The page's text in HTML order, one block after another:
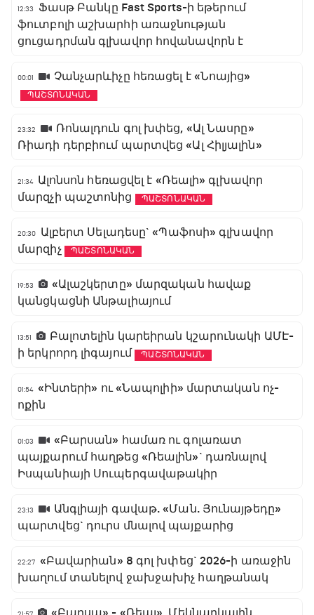
12:33
Ֆասթ Բանկը Fast Sports-ի եթերում
ֆուտբոլի աշխարհի առաջնության
ցուցադրման գլխավոր հովանավորն է
00:01 Չանչարևիչը հեռացել է «Նոայից»
ՊԱՇՏՈՆԱԿԱՆ
23:32
Ռոնալդուն գոլ խփեց, «Ալ Նասրը»
Ռիադի դերբիում պարտվեց «Ալ Հիլյալին»
21:34 Ալոնսոն հեռացվել է «Ռեալի» գլխավոր
մարզչի պաշտոնից
ՊԱՇՏՈՆԱԿԱՆ
20:30
Ալբերտ Սելադեսը` «Պաֆոսի» գլխավոր
մարզիչ
ՊԱՇՏՈՆԱԿԱՆ
19:53
«Ալաշկերտը» մարզական հավաք
կանցկացնի Անթալիայում
13:51
Բալոտելին կարեիրան կշարունակի ԱՄԷ-
ի երկրորդ լիգայում
ՊԱՇՏՈՆԱԿԱՆ
01:54 «Ինտերի» ու «Նապոլիի» մարտական ոչ-
ոքին
01:03
«Բարսան» համառ ու գոլառատ
պայքարում հաղթեց «Ռեալին»` դառնալով
Իսպանիայի Սուպերգավաթակիր
23:13
Անգլիայի գավաթ. «Ման. Յունայթեդը»
պարտվեց` դուրս մնալով պայքարից
22:27 «Բավարիան» 8 գոլ խփեց` 2026-ի առաջին
խաղում տանելով ջախջախիչ հաղթանակ